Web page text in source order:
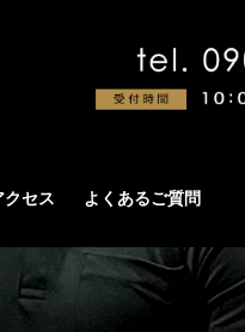
セス よくあるご質問